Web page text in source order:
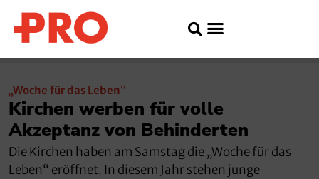
„Woche für das Leben“
Kirchen werben für volle
Akzeptanz von Behinderten
Die Kirchen haben am Samstag die „Woche für das
Leben“ eröffnet. In diesem Jahr stehen junge